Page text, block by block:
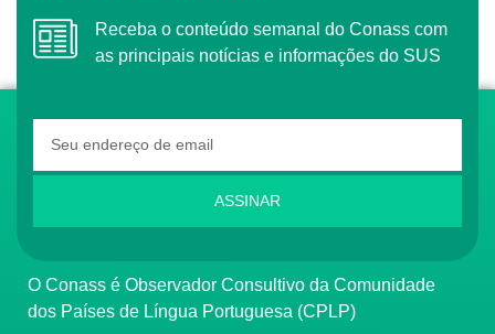
Receba o conteúdo semanal do Conass com
as principais notícias e informações do SUS
ASSINAR
O Conass é Observador Consultivo da Comunidade
dos Países de Língua Portuguesa (CPLP)